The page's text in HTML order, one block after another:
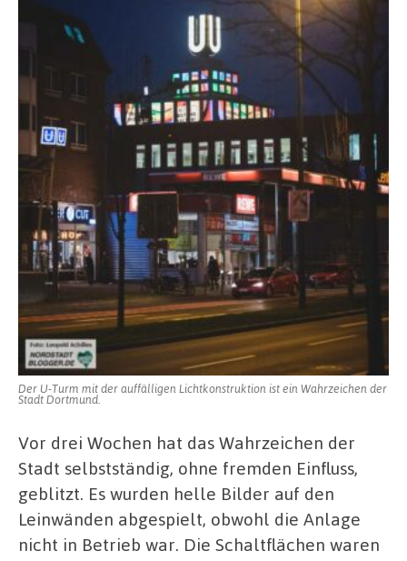
Der U-Turm mit der auffälligen Lichtkonstruktion ist ein Wahrzeichen der
Stadt Dortmund.
Vor drei Wochen hat das Wahrzeichen der
Stadt selbstständig, ohne fremden Einfluss,
geblitzt. Es wurden helle Bilder auf den
Leinwänden abgespielt, obwohl die Anlage
nicht in Betrieb war. Die Schaltflächen waren